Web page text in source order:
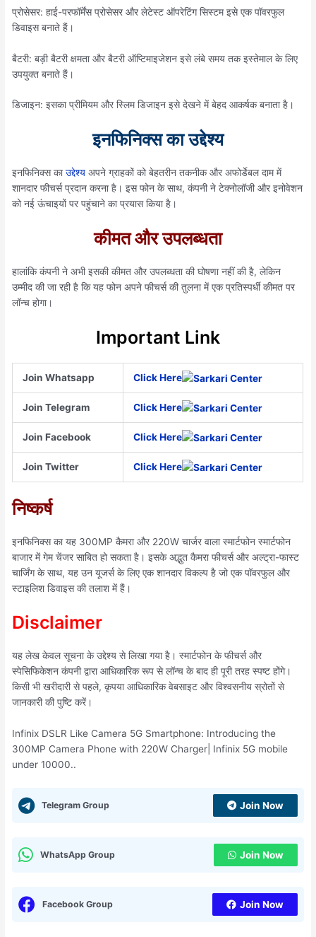
प्रोसेसर: हाई-परफॉर्मेंस प्रोसेसर और लेटेस्ट ऑपरेटिंग सिस्टम इसे एक पॉवरफुल
डिवाइस बनाते हैं।
बैटरी: बड़ी बैटरी क्षमता और बैटरी ऑप्टिमाइजेशन इसे लंबे समय तक इस्तेमाल के लिए
उपयुक्त बनाते हैं।
डिजाइन: इसका प्रीमियम और स्लिम डिजाइन इसे देखने में बेहद आकर्षक बनाता है।
इनफिनिक्स का उद्देश्य
इनफिनिक्स काउद्देश्य अपने ग्राहकों को बेहतरीन तकनीक और अफोर्डेबल दाम में
शानदार फीचर्स प्रदान करना है। इस फोन के साथ, कंपनी ने टेक्नोलॉजी और इनोवेशन
को नई ऊंचाइयों पर पहुंचाने का प्रयास किया है।
कीमत और उपलब्धता
हालांकि कंपनी ने अभी इसकी कीमत और उपलब्धता की घोषणा नहीं की है, लेकिन
उम्मीद की जा रही है कि यह फोन अपने फीचर्स की तुलना में एक प्रतिस्पर्धी कीमत पर
लॉन्च होगा।
Important Link
Join Whatsapp Click Here
Join Telegram Click Here
Join Facebook Click Here
Join Twitter Click Here
निष्कर्ष
इनफिनिक्स का यह 300MP कैमरा और 220W चार्जर वाला स्मार्टफोन स्मार्टफोन
बाजार में गेम चेंजर साबित हो सकता है। इसके अद्भुत कैमरा फीचर्स और अल्ट्रा-फास्ट
चार्जिंग के साथ, यह उन यूजर्स के लिए एक शानदार विकल्प है जो एक पॉवरफुल और
स्टाइलिश डिवाइस की तलाश में हैं।
Disclaimer
यह लेख केवल सूचना के उद्देश्य से लिखा गया है। स्मार्टफोन के फीचर्स और
स्पेसिफिकेशन कंपनी द्वारा आधिकारिक रूप से लॉन्च के बाद ही पूरी तरह स्पष्ट होंगे।
किसी भी खरीदारी से पहले, कृपया आधिकारिक वेबसाइट और विश्वसनीय स्रोतों से
जानकारी की पुष्टि करें।
Infinix DSLR Like Camera 5G Smartphone: Introducing the
300MP Camera Phone with 220W Charger| Infinix 5G mobile
under 10000..
Telegram Group Join Now
WhatsApp Group Join Now
Facebook Group Join Now